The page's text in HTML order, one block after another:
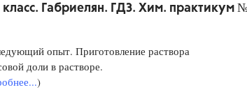
Габриелян. ГДЗ. Хим. практикум
опыт. Приготовление раствора
доли в растворе.
)